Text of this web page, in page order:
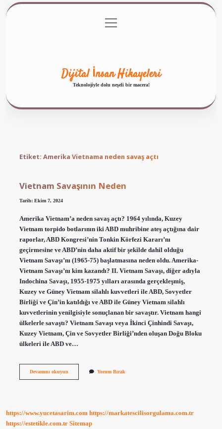
Gizlilik Politikası
menüyü
aç
Dijital İnsan Hikayeleri
Teknolojiyle dolu neşeli bir macera!
Etiket: Amerika Vietnama neden savaş açtı
Vietnam Savaşının Neden
Tarih: Ekim 7, 2024
Amerika Vietnam’a neden savaş açtı? 1964 yılında, Kuzey
Vietnam torpido botlarının iki ABD muhribine ateş açtığına dair
raporlar, ABD Kongresi’nin Tonkin Körfezi Kararı’nı
geçirmesine ve ABD’nin daha aktif bir şekilde dahil olduğu
Vietnam Savaşı’nı (1965-75) başlatmasına neden oldu. Amerika-
Vietnam Savaşı’nı kim kazandı? II. Vietnam Savaşı, diğer adıyla
Indochina Savaşı, 1955-1975 yılları arasında gerçekleşmiş,
Kuzey ve Güney Vietnam silahlı kuvvetleri ile ABD, Sovyetler
Birliği ve Çin’in katıldığı ve ABD ile Güney Vietnam silahlı
kuvvetlerinin yenilgisiyle sonuçlanan bir savaştır. Vietnam hangi
ülkelerle savaştı? Vietnam Savaşı veya İkinci Çinhindi Savaşı,
Kuzey Vietnam, Çin ve Sovyetler Birliği’nden oluşan Doğu Bloku
ülkeleri ile ABD ve…
Devamını okuyunVietnam
Yorum Bırak
https://www.yucetasarim.com https://markatescilisorgulama.com.tr
https://estetikle.com.tr Sitemap